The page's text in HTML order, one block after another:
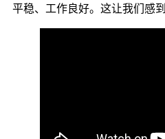
平稳、工作良好。这让我们感